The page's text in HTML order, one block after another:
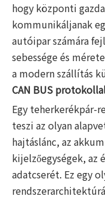
hogy központi
kommunikáljanak
autóipar számára
sebessége és
a modern szállítás
CAN BUS
Egy teherkerékpár-
teszi az olyan
hajtáslánc, az
kijelzőegységek, az
adatcserét. Ez egy